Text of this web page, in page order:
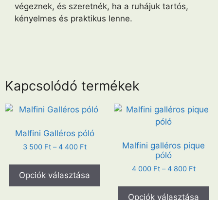
végeznek, és szeretnék, ha a ruhájuk tartós,
kényelmes és praktikus lenne.
Kapcsolódó termékek
Malfini Galléros póló
3 500 Ft – 4 400 Ft
Opciók választása
Malfini galléros pique
póló
4 000 Ft – 4 800 Ft
Opciók választása